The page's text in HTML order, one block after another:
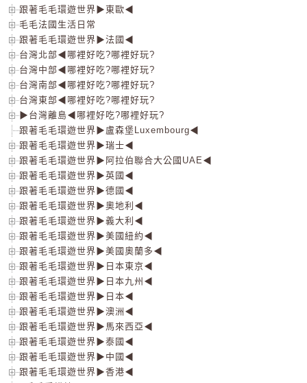
跟著毛毛環遊世界▶東歐◀
毛毛法國生活日常
跟著毛毛環遊世界▶法國◀
台灣北部◀哪裡好吃?哪裡好玩?
台灣中部◀哪裡好吃?哪裡好玩?
台灣南部◀哪裡好吃?哪裡好玩?
台灣東部◀哪裡好吃?哪裡好玩?
▶台灣離島◀哪裡好吃?哪裡好玩?
跟著毛毛環遊世界▶盧森堡Luxembourg◀
跟著毛毛環遊世界▶瑞士◀
跟著毛毛環遊世界▶阿拉伯聯合大公國UAE◀
跟著毛毛環遊世界▶英國◀
跟著毛毛環遊世界▶德國◀
跟著毛毛環遊世界▶奧地利◀
跟著毛毛環遊世界▶義大利◀
跟著毛毛環遊世界▶美國紐約◀
跟著毛毛環遊世界▶美國奧蘭多◀
跟著毛毛環遊世界▶日本東京◀
跟著毛毛環遊世界▶日本九州◀
跟著毛毛環遊世界▶日本◀
跟著毛毛環遊世界▶澳洲◀
跟著毛毛環遊世界▶馬來西亞◀
跟著毛毛環遊世界▶泰國◀
跟著毛毛環遊世界▶中國◀
跟著毛毛環遊世界▶香港◀